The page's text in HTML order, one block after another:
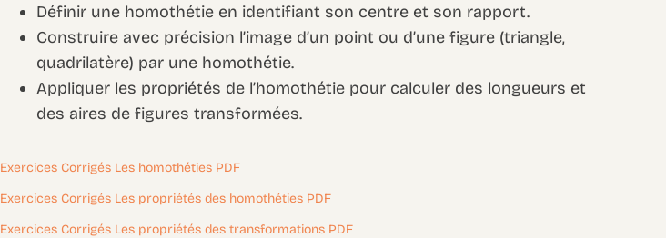
Définir une homothétie en identifiant son centre et son rapport.
Construire avec précision l’image d’un point ou d’une figure (triangle,
quadrilatère) par une homothétie.
Appliquer les propriétés de l’homothétie pour calculer des longueurs et
des aires de figures transformées.
Exercices Corrigés Les homothéties PDF
Exercices Corrigés Les propriétés des homothéties PDF
Exercices Corrigés Les propriétés des transformations PDF